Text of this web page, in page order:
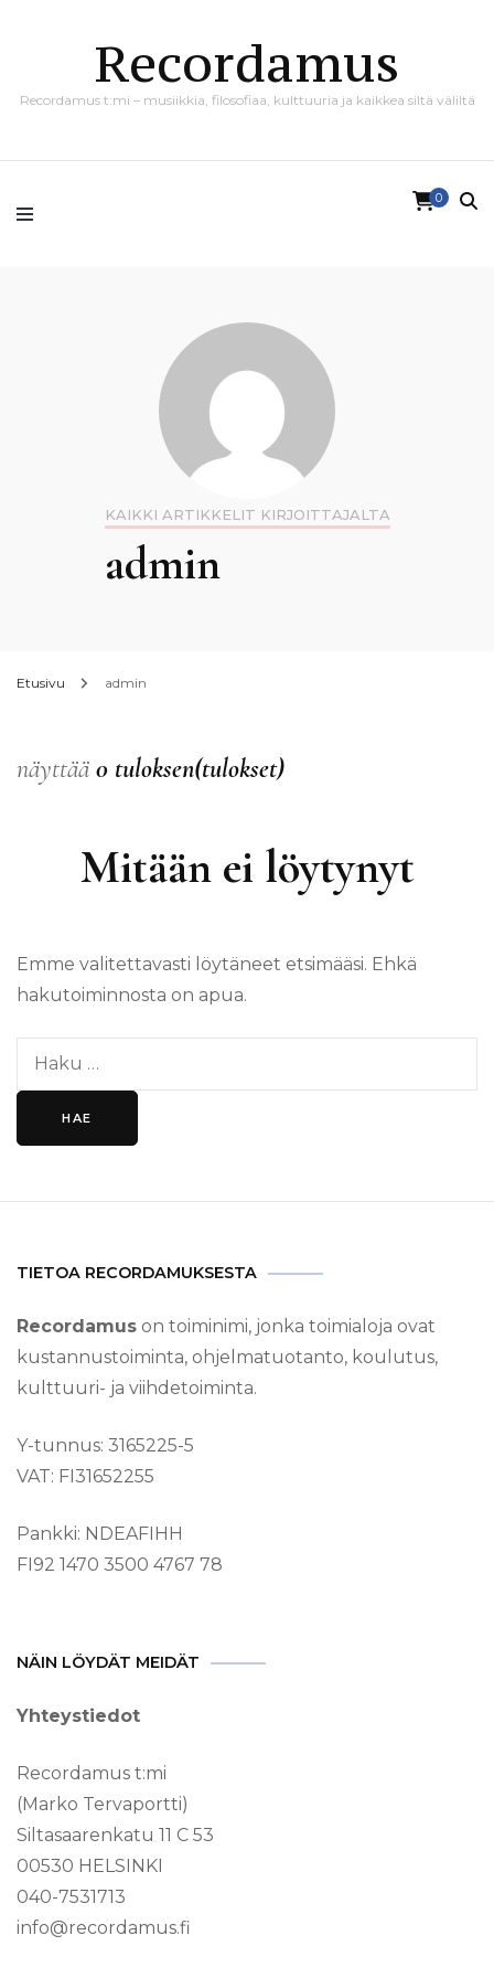
Recordamus
Recordamus t:mi – musiikkia, filosofiaa, kulttuuria ja kaikkea siltä väliltä
0
KAIKKI ARTIKKELIT KIRJOITTAJALTA
admin
Etusivu admin
näyttää 0 tuloksen(tulokset)
Mitään ei löytynyt
Emme valitettavasti löytäneet etsimääsi. Ehkä
hakutoiminnosta on apua.
Haku:
TIETOA RECORDAMUKSESTA
Recordamus on toiminimi, jonka toimialoja ovat
kustannustoiminta, ohjelmatuotanto, koulutus,
kulttuuri- ja viihdetoiminta.
Y-tunnus: 3165225-5
VAT: FI31652255
Pankki: NDEAFIHH
FI92 1470 3500 4767 78
NÄIN LÖYDÄT MEIDÄT
Yhteystiedot
Recordamus t:mi
(Marko Tervaportti)
Siltasaarenkatu 11 C 53
00530 HELSINKI
040-7531713
info@recordamus.fi